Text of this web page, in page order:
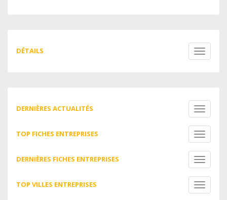
DÉTAILS
Toggle
DERNIÈRES ACTUALITÉS
Toggle
TOP FICHES ENTREPRISES
Toggle
DERNIÈRES FICHES ENTREPRISES
Toggle
TOP VILLES ENTREPRISES
Toggle